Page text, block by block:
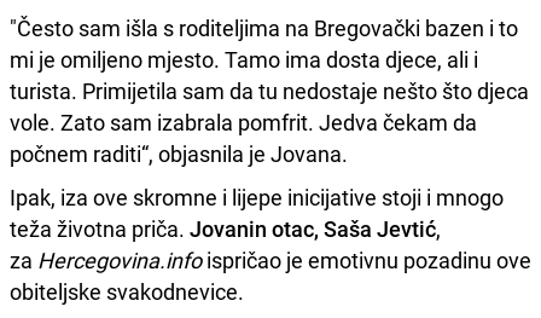
"Često sam išla s roditeljima na Bregovački bazen i to
mi je omiljeno mjesto. Tamo ima dosta djece, ali i
turista. Primijetila sam da tu nedostaje nešto što djeca
vole. Zato sam izabrala pomfrit. Jedva čekam da
počnem raditi“, objasnila je Jovana.
Ipak, iza ove skromne i lijepe inicijative stoji i mnogo
teža životna priča. Jovanin otac, Saša Jevtić,
za Hercegovina.infoispričao je emotivnu pozadinu ove
obiteljske svakodnevice.